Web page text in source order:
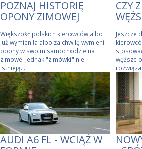
POZNAJ HISTORIĘ
OPONY ZIMOWEJ
Większość polskich kierowców albo
już wymieniła albo za chwilę wymieni
opony w swoim samochodzie na
zimowe. Jednak "zimówki" nie
istnieją...
CZY
Jeszcze
węższe
AUDI A6 FL - WCIĄŻ W